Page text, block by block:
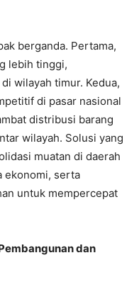
berganda. Pertama,
lebih tinggi,
wilayah timur. Kedua,
di pasar nasional
distribusi barang
wilayah. Solusi yang
muatan di daerah
ekonomi, serta
untuk mempercepat
dan